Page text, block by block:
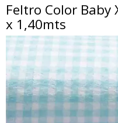
Feltro Color Baby
x 1,40mts